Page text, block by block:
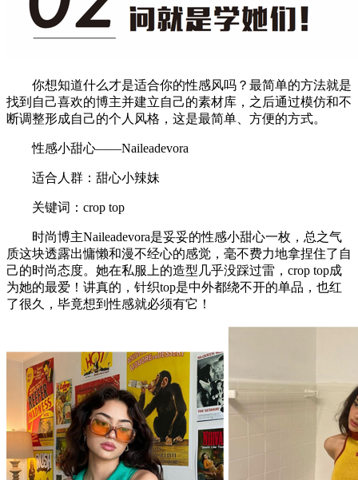
你想知道什么才是适合你的性感风吗？最简单的方法就是
找到自己喜欢的博主并建立自己的素材库，之后通过模仿和不
断调整形成自己的个人风格，这是最简单、方便的方式。
性感小甜心——Naileadevora
适合人群：甜心小辣妹
关键词：crop top
时尚博主Naileadevora是妥妥的性感小甜心一枚，总之气
质这块透露出慵懒和漫不经心的感觉，毫不费力地拿捏住了自
己的时尚态度。她在私服上的造型几乎没踩过雷，crop top成
为她的最爱！讲真的，针织top是中外都绕不开的单品，也红
了很久，毕竟想到性感就必须有它！